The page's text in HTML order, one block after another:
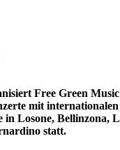
Free Green
mit
in Losone, Bellinzona,
statt.